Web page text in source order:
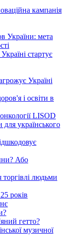
кампанія
України: мета
стартує
Україні
і освіти в
LISOD
українського
Або
торгівлі людьми
років
гетто?
музичної